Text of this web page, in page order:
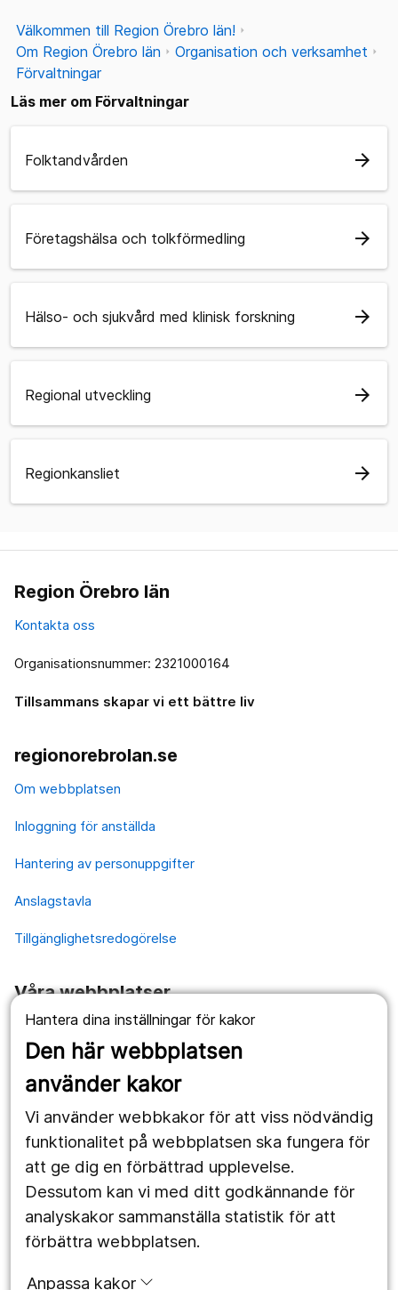
Hantera dina inställningar för kakor
Den här webbplatsen
använder kakor
Vi använder webbkakor för att viss nödvändig
funktionalitet på webbplatsen ska fungera för
att ge dig en förbättrad upplevelse.
Dessutom kan vi med ditt godkännande för
analyskakor sammanställa statistik för att
förbättra webbplatsen.
Anpassa kakor
Välkommen till Region Örebro län!
Om Region Örebro län
Organisation och verksamhet
Förvaltningar
Läs mer om Förvaltningar
Folktandvården arrow_forward
Företagshälsa och tolkförmedling arrow_forward
Hälso- och sjukvård med klinisk forskning arrow_forward
Regional utveckling arrow_forward
Regionkansliet arrow_forward
Region Örebro län
Kontakta oss
Organisationsnummer: 2321000164
Tillsammans skapar vi ett bättre liv
regionorebrolan.se
Om webbplatsen
Inloggning för anställda
Hantering av personuppgifter
Anslagstavla
Tillgänglighetsredogörelse
Våra webbplatser
1177.se
Länstrafiken
Utveckling
Följ oss
Facebook